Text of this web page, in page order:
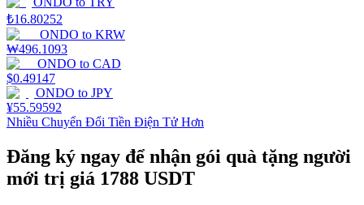
Launchpool
Đặt cọc linh hoạt để kiếm được các token phổ biến.
₺16.80252
ONDO to KRW
₩496.1093
ONDO to CAD
$0.49147
ONDO to JPY
¥55.59592
Nhiều Chuyển Đổi Tiền Điện Tử Hơn
Đăng ký ngay để nhận gói quà tặng người
mới trị giá 1788 USDT